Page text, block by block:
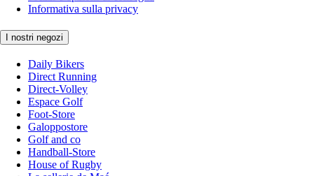
Informativa sulla privacy
I nostri negozi
Daily Bikers
Direct Running
Direct-Volley
Espace Golf
Foot-Store
Galoppostore
Golf and co
Handball-Store
House of Rugby